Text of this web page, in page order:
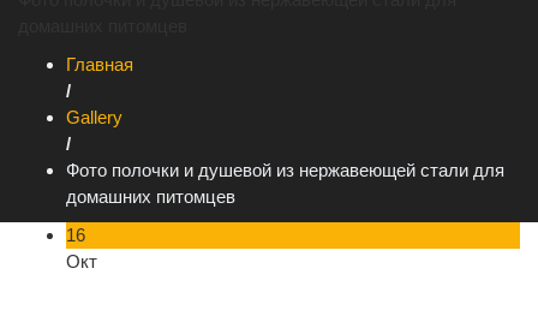
Главная
/
Gallery
/
Фото полочки и душевой из нержавеющей стали для
домашних питомцев
16
Окт